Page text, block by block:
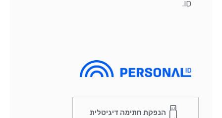
ID.
הנפקת חתימה דיגיטלית